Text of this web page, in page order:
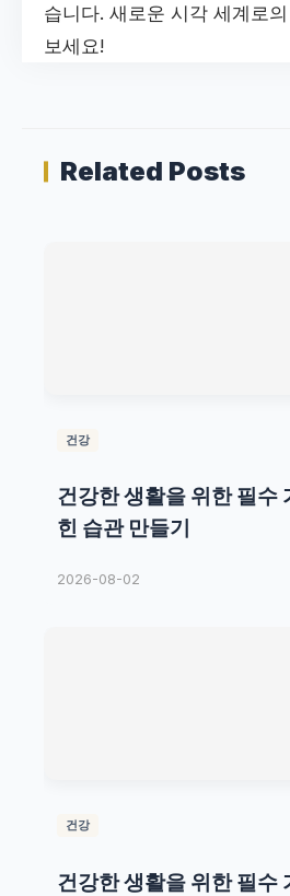
습니다. 새로운 시각 세계로
보세요!
Related Posts
건강
건강한 생활을 위한 필수
힌 습관 만들기
2026-08-02
건강
건강한 생활을 위한 필수